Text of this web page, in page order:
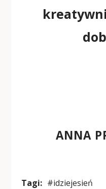
ANNA
Tagi: #idziejesień